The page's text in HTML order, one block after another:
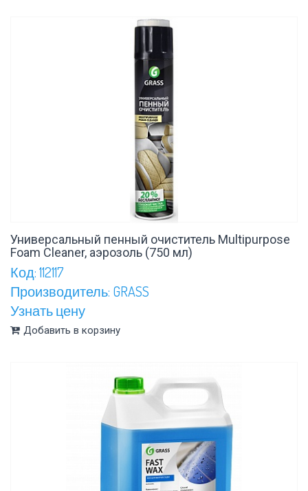
Универсальный пенный очиститель Multipurpose
Foam Cleaner, аэрозоль (750 мл)
Код: 112117
Производитель: GRASS
Узнать цену
Добавить в корзину